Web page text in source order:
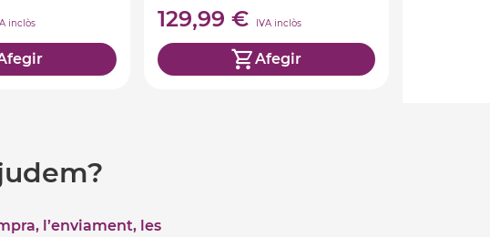
inclòs 129,99 € IVA inclòs
Afegir
l’enviament, les